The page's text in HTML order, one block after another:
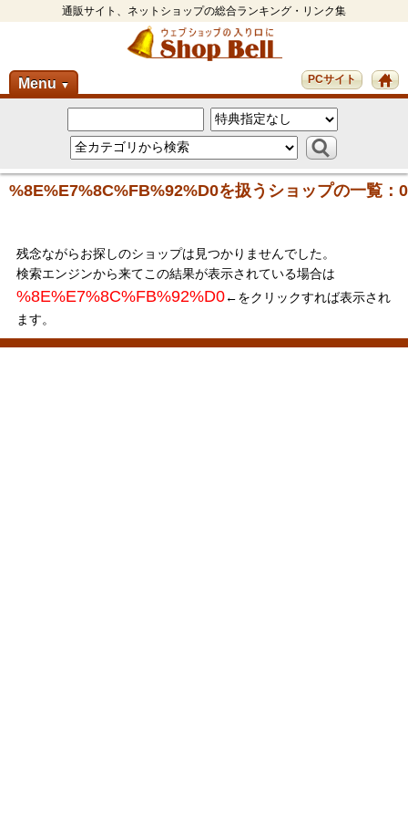
通販サイト、ネットショップの総合ランキング・リンク集
Menu ▼ PCサイト
%8E%E7%8C%FB%92%D0を扱うショップの一覧：0
残念ながらお探しのショップは見つかりませんでした。
検索エンジンから来てこの結果が表示されている場合は
%8E%E7%8C%FB%92%D0←をクリックすれば表示され
ます。